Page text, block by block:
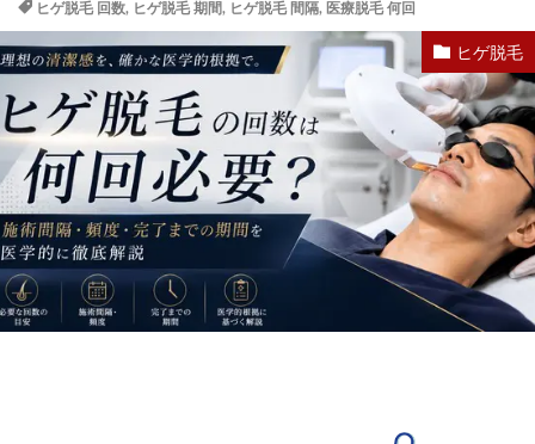
ヒゲ脱毛 回数, ヒゲ脱毛 期間, ヒゲ脱毛 間隔, 医療脱毛 何回
ヒゲ脱毛